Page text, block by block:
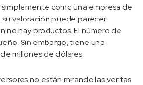
simplemente como una empresa de
valoración puede parecer
no hay productos. El número de
Sin embargo, tiene una
millones de dólares.
no están mirando las ventas